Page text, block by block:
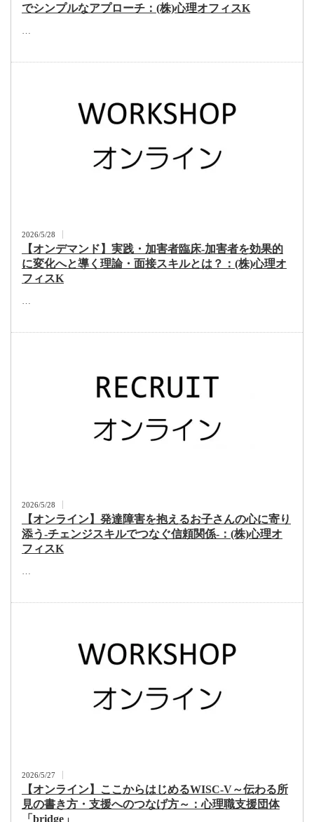
でシンプルなアプローチ：(株)心理オフィスK
…
2026/5/28
【オンデマンド】実践・加害者臨床-加害者を効果的
に変化へと導く理論・面接スキルとは？：(株)心理オ
フィスK
…
2026/5/28
【オンライン】発達障害を抱えるお子さんの心に寄り
添う-チェンジスキルでつなぐ信頼関係-：(株)心理オ
フィスK
…
2026/5/27
【オンライン】ここからはじめるWISC-V～伝わる所
見の書き方・支援へのつなげ方～：心理職支援団体
「bridge」